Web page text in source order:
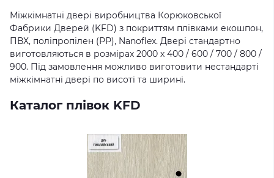
Міжкімнатні двері виробництва Корюковської
Фабрики Дверей (KFD) з покриттям плівками екошпон,
ПВХ, поліпропілен (РР), Nanoflex. Двері стандартно
виготовляються в розмірах 2000 х 400 / 600 / 700 / 800 /
900. Під замовлення можливо виготовити нестандарті
міжкімнатні двері по висоті та ширині.
Каталог плівок KFD